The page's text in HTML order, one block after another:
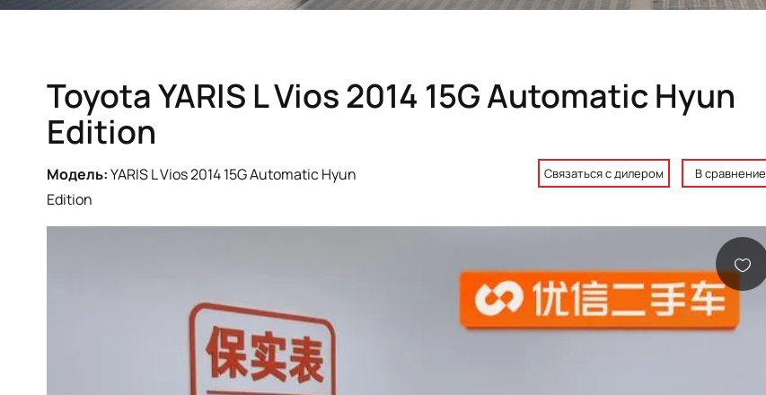
Toyota YARIS L Vios 2014 15G Automatic Hyun
Edition
Модель:YARIS L Vios 2014 15G Automatic Hyun
Edition
Связаться с дилером В сравнение